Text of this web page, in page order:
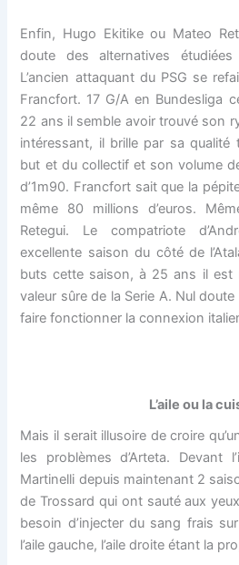
Enfin, Hugo Ekitike ou Mateo
doute des alternatives
L’ancien attaquant du PSG se
Francfort. 17 G/A en Bundesliga
22 ans il semble avoir trouvé son
intéressant, il brille par sa
but et du collectif et son volume
d’1m90. Francfort sait que la
même 80 millions d’euros.
Retegui. Le compatriote
excellente saison du côté de
buts cette saison, à 25 ans il est
valeur sûre de la Serie A. Nul doute
faire fonctionner la connexion
L’aile ou la
Mais il serait illusoire de croire
les problèmes d’Arteta. Devant
Martinelli depuis maintenant 2
de Trossard qui ont sauté aux
besoin d’injecter du sang frais
l’aile gauche, l’aile droite étant la